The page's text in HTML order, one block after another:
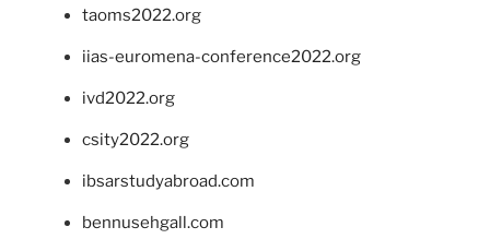
taoms2022.org
iias-euromena-conference2022.org
ivd2022.org
csity2022.org
ibsarstudyabroad.com
bennusehgall.com